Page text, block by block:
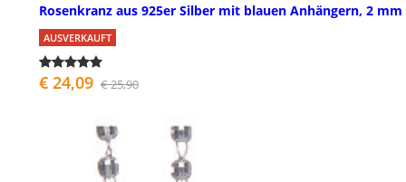
Rosenkranz aus 925er Silber mit blauen Anhängern, 2 mm
AUSVERKAUFT
€ 24,09 € 25,90